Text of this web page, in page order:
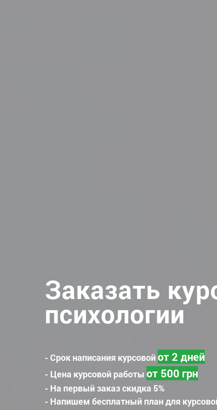
Заказать
психологии
- Срок написания курсовой от 2 дней
- Цена курсовой работы от 500 грн
- На первый заказ скидка 5%
- Напишем бесплатный план для